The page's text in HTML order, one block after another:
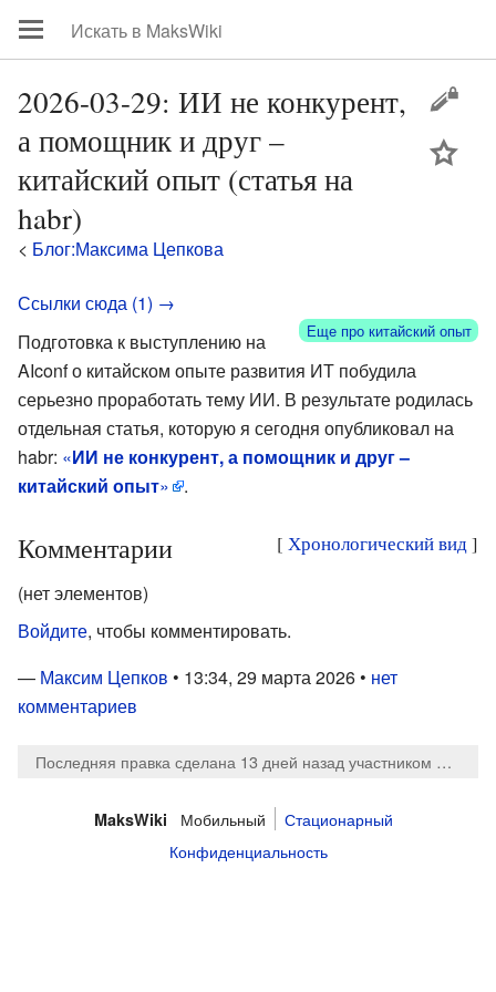
2026-03-29: ИИ не конкурент,
а помощник и друг –
китайский опыт (статья на
habr)
< Блог:Максима Цепкова
Ссылки сюда (1) →
Еще про китайский опыт
Подготовка к выступлению на
AIconf о китайском опыте развития ИТ побудила
серьезно проработать тему ИИ. В результате родилась
отдельная статья, которую я сегодня опубликовал на
habr: «ИИ не конкурент, а помощник и друг –
китайский опыт» .
[ Хронологический вид]
Комментарии
(нет элементов)
Войдите, чтобы комментировать.
— Максим Цепков • 13:34, 29 марта 2026 • нет
комментариев
Последняя правка сделана 13 дней назад участником
MaksWiki Мобильный
Стационарный
Конфиденциальность